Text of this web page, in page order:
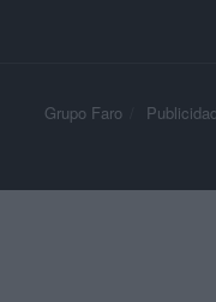
Grupo Faro Publicidad